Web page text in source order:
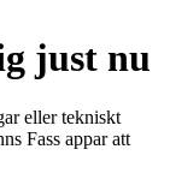
just nu
eller tekniskt
Fass appar att